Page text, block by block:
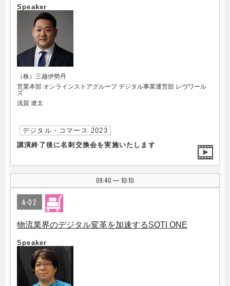
Speaker
（株）三越伊勢丹
営業本部 オンラインストアグループ デジタル事業運営部 レヴワール
ズ
浅賀 遼太
デジタル・コマース 2023
講演終了後に名刺交換会を実施いたします
09:40 | 10:10
A-02
物流業界のデジタル変革を加速するSOTI ONE
Speaker